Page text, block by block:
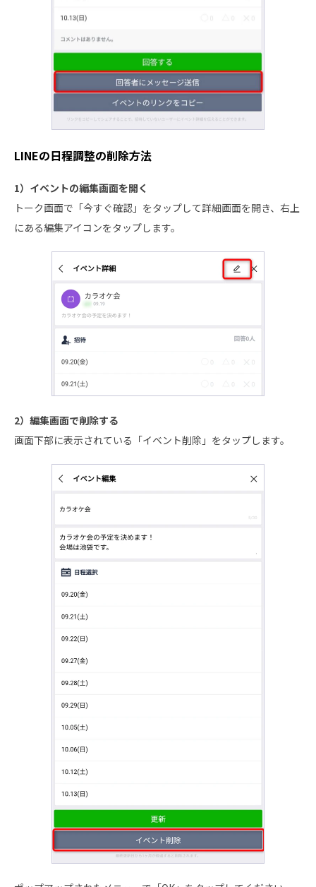
LINEの日程調整の削除方法
1）イベントの編集画面を開く
トーク画面で「今すぐ確認」をタップして詳細画面を開き、右上
にある編集アイコンをタップします。
2）編集画面で削除する
画面下部に表示されている「イベント削除」をタップします。